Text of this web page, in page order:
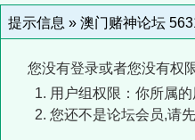
提示信息 » 澳门赌神论坛
您没有登录或者您没有权
用户组权限：你所属
您还不是论坛会员,请